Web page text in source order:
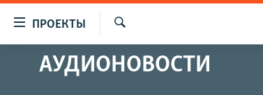
упрощенного
доступа
ПРОЕКТЫ
ПРОГРАММЫ
АУДИОНОВОСТИ